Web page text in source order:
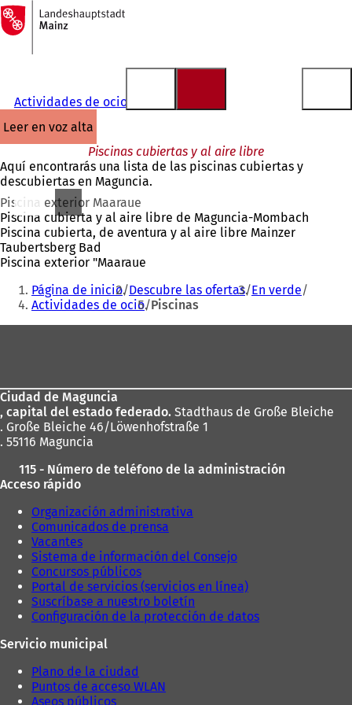
Saltar al contenido
A
la
página
Actividades de ocio
leer en voz alta
Piscinas cubiertas y al aire libre
Aquí encontrarás una lista de las piscinas cubiertas y
descubiertas en Maguncia.
Piscina exterior Maaraue
Piscina cubierta y al aire libre de Maguncia-Mombach
Piscina cubierta, de aventura y al aire libre Mainzer
Taubertsberg Bad
Piscina exterior "Maaraue
Estás
aquí:
Página de inicio Descubre las ofertas En verde
Actividades de ocio Piscinas
pies
Ciudad de Maguncia
, capital del estado federado. Stadthaus de Große Bleiche
. Große Bleiche 46/Löwenhofstraße 1
. 55116 Maguncia
115 - Número de teléfono de la administración
Acceso rápido
Organización administrativa
Comunicados de prensa
Vacantes
Sistema de información del Consejo
Concursos públicos
Portal de servicios (servicios en línea)
Suscríbase a nuestro boletín
Configuración de la protección de datos
Servicio municipal
Plano de la ciudad
Puntos de acceso WLAN
Aseos públicos